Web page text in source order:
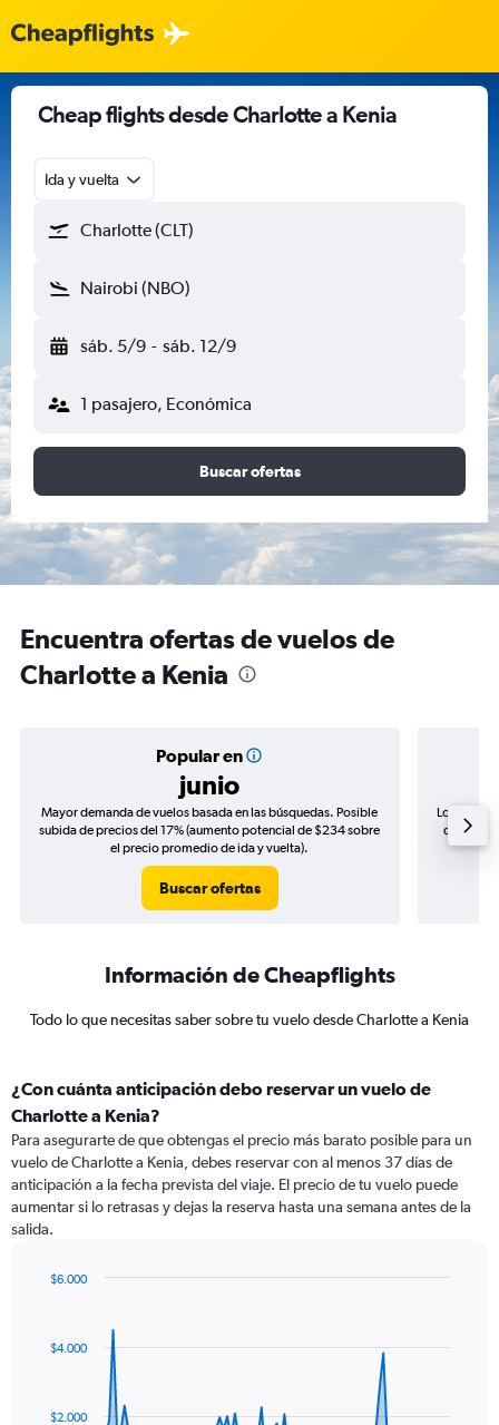
Cheap flights desde Charlotte a Kenia
Ida y vuelta
Charlotte (CLT)
Nairobi (NBO)
sáb. 5/9 - sáb. 12/9
1 pasajero, Económica
Buscar ofertas
Encuentra ofertas de vuelos de
Charlotte a Kenia
Popular en
junio
Mayor demanda de vuelos basada en las búsquedas. Posible
subida de precios del 17% (aumento potencial de $234 sobre
el precio promedio de ida y vuelta).
Buscar ofertas
Los
de
Información de Cheapflights
Todo lo que necesitas saber sobre tu vuelo desde Charlotte a Kenia
¿Con cuánta anticipación debo reservar un vuelo de
Charlotte a Kenia?
Para asegurarte de que obtengas el precio más barato posible para un
vuelo de Charlotte a Kenia, debes reservar con al menos 37 días de
anticipación a la fecha prevista del viaje. El precio de tu vuelo puede
aumentar si lo retrasas y dejas la reserva hasta una semana antes de la
salida.
data
The
$2.000
$4.000
$6.000